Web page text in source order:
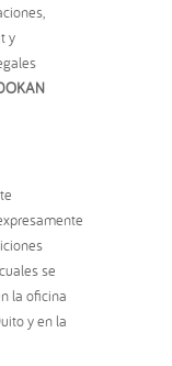
y
se
la oficina
y en la